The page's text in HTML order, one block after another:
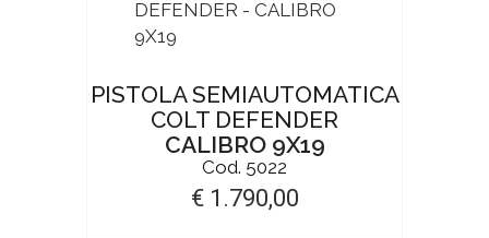
PISTOLA SEMIAUTOMATICA
COLT DEFENDER
CALIBRO 9X19
Cod. 5022
€ 1.790,00